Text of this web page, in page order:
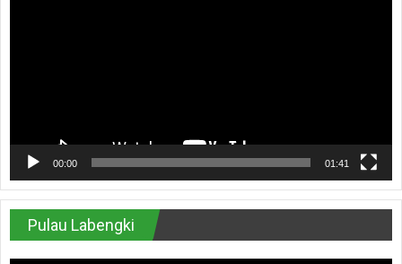
00:00 01:41
Pulau Labengki